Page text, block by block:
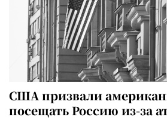
США призвали
посещать Россию из-за